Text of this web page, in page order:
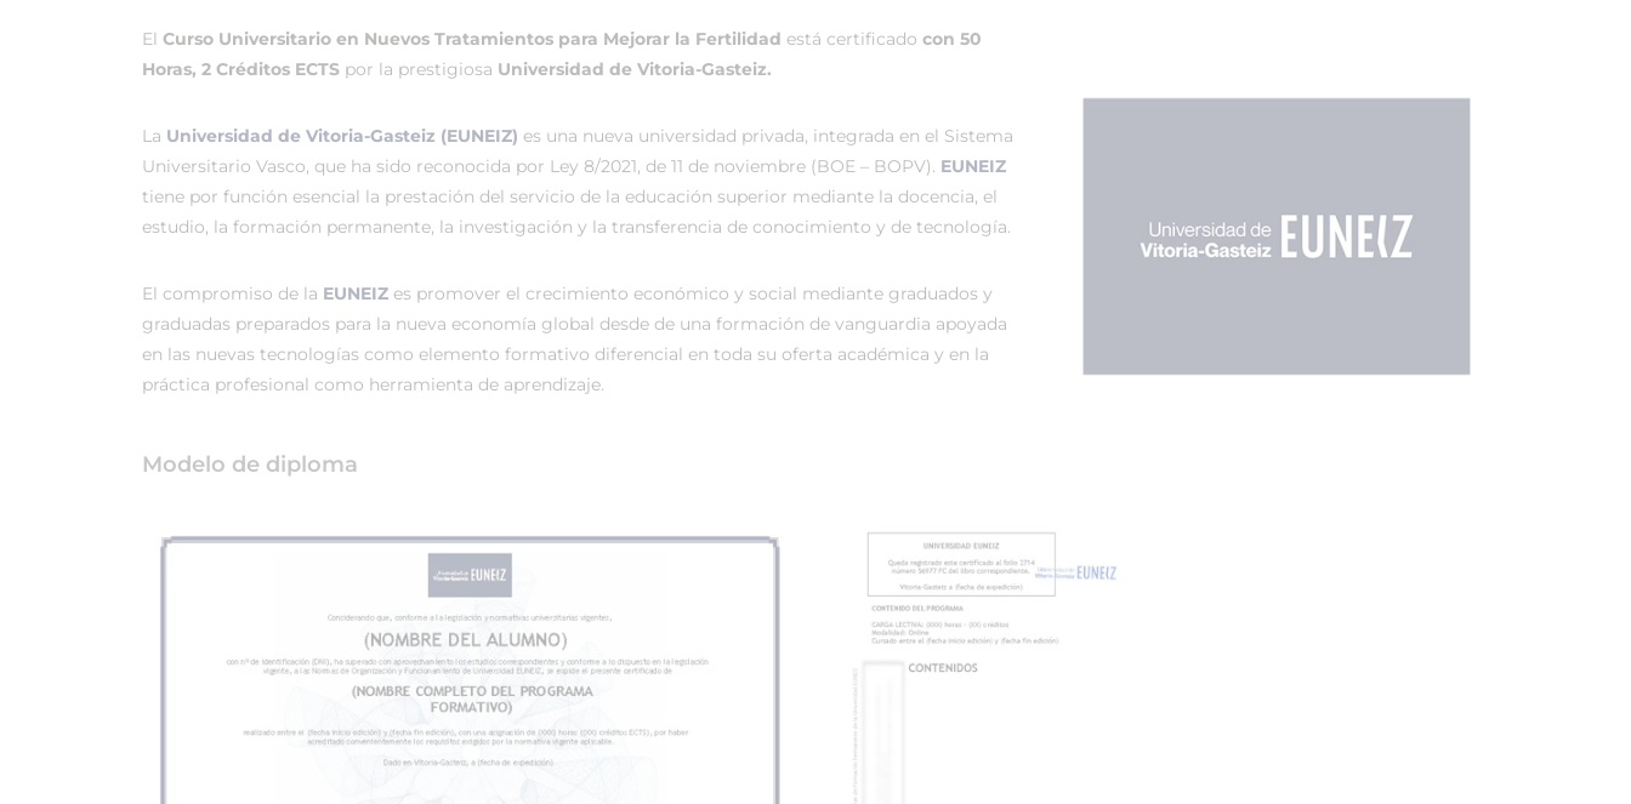
El Curso Universitario en Nuevos Tratamientos para Mejorar la Fertilidad está certificado con 50
Horas, 2 Créditos ECTS por la prestigiosa Universidad de Vitoria-Gasteiz.
La Universidad de Vitoria-Gasteiz (EUNEIZ) es una nueva universidad privada, integrada en el Sistema
Universitario Vasco, que ha sido reconocida por Ley 8/2021, de 11 de noviembre (BOE – BOPV). EUNEIZ
tiene por función esencial la prestación del servicio de la educación superior mediante la docencia, el
estudio, la formación permanente, la investigación y la transferencia de conocimiento y de tecnología.
El compromiso de la EUNEIZ es promover el crecimiento económico y social mediante graduados y
graduadas preparados para la nueva economía global desde de una formación de vanguardia apoyada
en las nuevas tecnologías como elemento formativo diferencial en toda su oferta académica y en la
práctica profesional como herramienta de aprendizaje.
Modelo de diploma